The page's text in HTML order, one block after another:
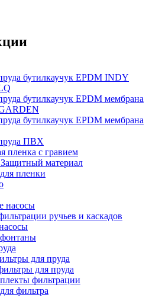
бутилкаучук EPDM INDY
бутилкаучук EPDM мембрана
бутилкаучук EPDM мембрана
ПВХ
пленка с гравием
Защитный материал
пленки
насосы
ручьев и каскадов
для пруда
для пруда
фильтрации
фильтра